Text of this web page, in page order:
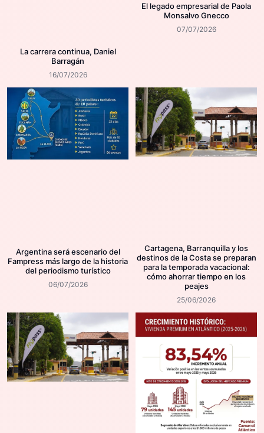
La carrera continua, Daniel
Barragán
16/07/2026
El legado empresarial de Paola
Monsalvo Gnecco
07/07/2026
Argentina será escenario del
Fampress más largo de la historia
del periodismo turístico
06/07/2026
Cartagena, Barranquilla y los
destinos de la Costa se preparan
para la temporada vacacional:
cómo ahorrar tiempo en los
peajes
25/06/2026